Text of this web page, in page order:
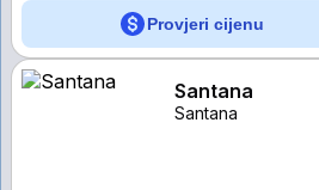
Provjeri cijenu
Santana
Santana